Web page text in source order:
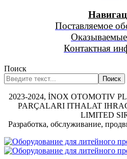
Поставляемое
Контактная
Поиск
Поиск
2023-2024, İNOX OTOMOTIV
PARÇALARI ITHALAT
LIMITED
Разработка, обслуживание,